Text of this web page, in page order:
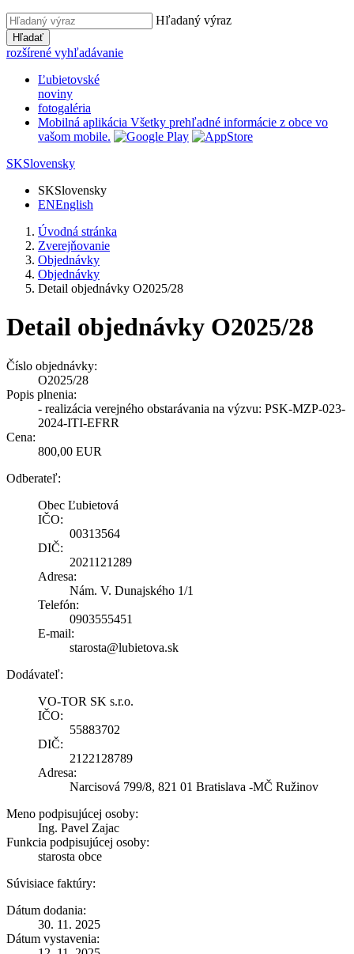
Hľadaný výraz
Hľadať
rozšírené vyhľadávanie
Ľubietovské
noviny
fotogaléria
Mobilná aplikácia Všetky prehľadné informácie z obce vo
vašom mobile.
SKSlovensky
SKSlovensky
ENEnglish
Úvodná stránka
Zverejňovanie
Objednávky
Objednávky
Detail objednávky O2025/28
Detail objednávky O2025/28
Číslo objednávky:
O2025/28
Popis plnenia:
- realizácia verejného obstarávania na výzvu: PSK-MZP-023-
2024-ITI-EFRR
Cena:
800,00 EUR
Odberateľ:
Obec Ľubietová
IČO:
00313564
DIČ:
2021121289
Adresa:
Nám. V. Dunajského 1/1
Telefón:
0903555451
E-mail:
starosta@lubietova.sk
Dodávateľ:
VO-TOR SK s.r.o.
IČO:
55883702
DIČ:
2122128789
Adresa:
Narcisová 799/8, 821 01 Bratislava -MČ Ružinov
Meno podpisujúcej osoby:
Ing. Pavel Zajac
Funkcia podpisujúcej osoby:
starosta obce
Súvisiace faktúry:
Dátum dodania:
30. 11. 2025
Dátum vystavenia: